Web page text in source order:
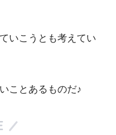
いこうとも考えてい
ことあるものだ♪